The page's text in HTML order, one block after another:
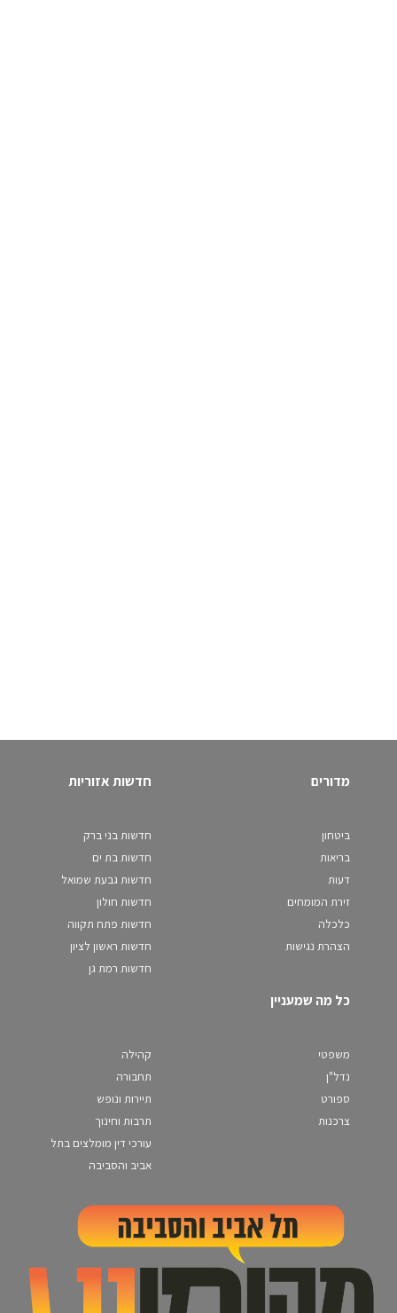
מדורים
ביטחון
בריאות
דעות
זירת המומחים
כלכלה
הצהרת נגישות
חדשות אזוריות
חדשות בני ברק
חדשות בת ים
חדשות גבעת שמואל
חדשות חולון
חדשות פתח תקווה
חדשות ראשון לציון
חדשות רמת גן
כל מה שמעניין
משפטי
נדל"ן
ספורט
צרכנות
קהילה
תחבורה
תיירות ונופש
תרבות וחינוך
עורכי דין מומלצים בתל
אביב והסביבה